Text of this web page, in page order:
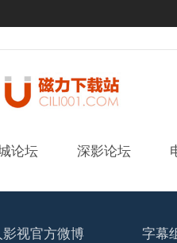
论坛 深影论坛
影视官方微博 字幕